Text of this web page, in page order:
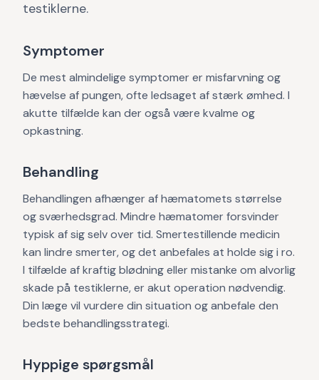
testiklerne.
Symptomer
De mest almindelige symptomer er misfarvning og
hævelse af pungen, ofte ledsaget af stærk ømhed. I
akutte tilfælde kan der også være kvalme og
opkastning.
Behandling
Behandlingen afhænger af hæmatomets størrelse
og sværhedsgrad. Mindre hæmatomer forsvinder
typisk af sig selv over tid. Smertestillende medicin
kan lindre smerter, og det anbefales at holde sig i ro.
I tilfælde af kraftig blødning eller mistanke om alvorlig
skade på testiklerne, er akut operation nødvendig.
Din læge vil vurdere din situation og anbefale den
bedste behandlingsstrategi.
Hyppige spørgsmål